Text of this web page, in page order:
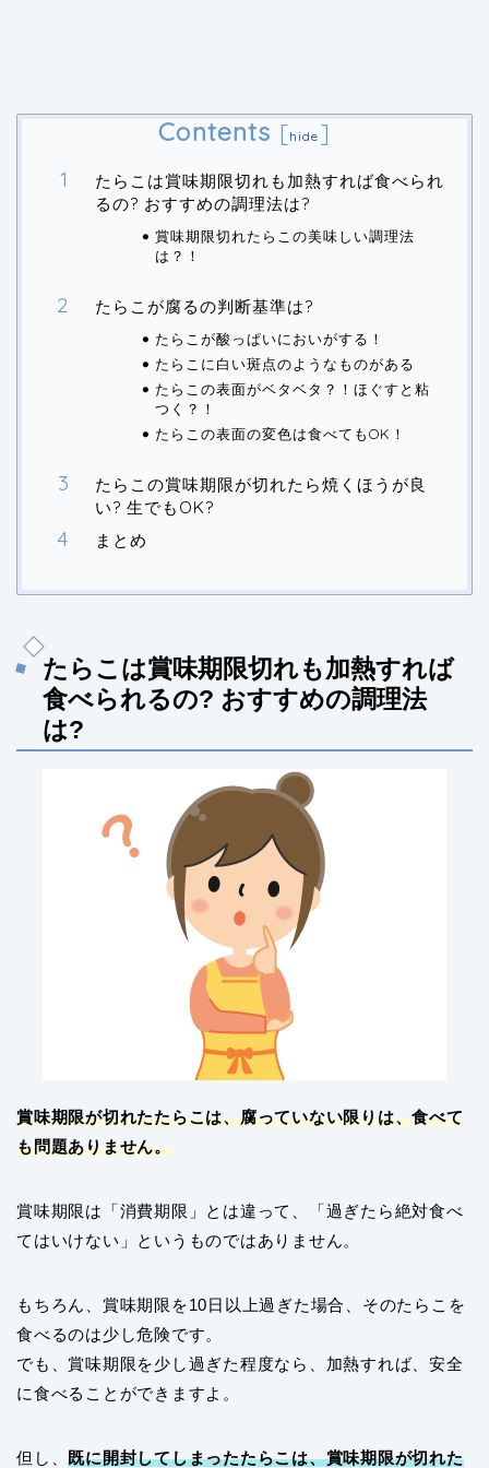
Contents [hide ]
たらこは賞味期限切れも加熱すれば食べられ
るの? おすすめの調理法は?
賞味期限切れたらこの美味しい調理法
は？！
たらこが腐るの判断基準は?
たらこが酸っぱいにおいがする！
たらこに白い斑点のようなものがある
たらこの表面がベタベタ？！ほぐすと粘
つく？！
たらこの表面の変色は食べてもOK！
たらこの賞味期限が切れたら焼くほうが良
い? 生でもOK?
まとめ
たらこは賞味期限切れも加熱すれば
食べられるの? おすすめの調理法
は?
賞味期限が切れたたらこは、腐っていない限りは、食べて
も問題ありません。
賞味期限は「消費期限」とは違って、「過ぎたら絶対食べ
てはいけない」というものではありません。
もちろん、賞味期限を10日以上過ぎた場合、そのたらこを
食べるのは少し危険です。
でも、賞味期限を少し過ぎた程度なら、加熱すれば、安全
に食べることができますよ。
但し、既に開封してしまったたらこは、賞味期限が切れた